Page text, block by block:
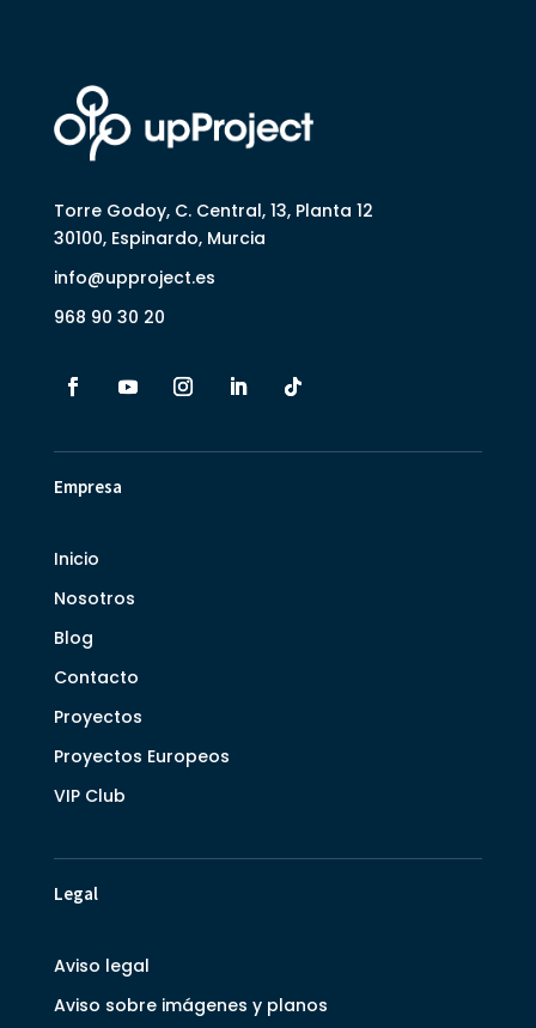
Torre Godoy, C. Central, 13, Planta 12
30100, Espinardo, Murcia
info@upproject.es
968 90 30 20
Empresa
Inicio
Nosotros
Blog
Contacto
Proyectos
Proyectos Europeos
VIP Club
Legal
Aviso legal
Aviso sobre imágenes y planos